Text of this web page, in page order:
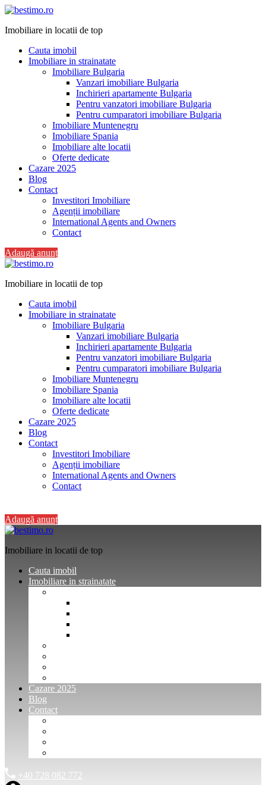
Imobiliare in locatii de top
Cauta imobil
Imobiliare in strainatate
Imobiliare Bulgaria
Vanzari imobiliare Bulgaria
Inchirieri apartamente Bulgaria
Pentru vanzatori imobiliare Bulgaria
Pentru cumparatori imobiliare Bulgaria
Imobiliare Muntenegru
Imobiliare Spania
Imobiliare alte locatii
Oferte dedicate
Cazare 2025
Blog
Contact
Investitori Imobiliare
Agenții imobiliare
International Agents and Owners
Contact
Adaugă anunț
Imobiliare in locatii de top
Cauta imobil
Imobiliare in strainatate
Imobiliare Bulgaria
Vanzari imobiliare Bulgaria
Inchirieri apartamente Bulgaria
Pentru vanzatori imobiliare Bulgaria
Pentru cumparatori imobiliare Bulgaria
Imobiliare Muntenegru
Imobiliare Spania
Imobiliare alte locatii
Oferte dedicate
Cazare 2025
Blog
Contact
Investitori Imobiliare
Agenții imobiliare
International Agents and Owners
Contact
Adaugă anunț
Imobiliare in locatii de top
Cauta imobil
Imobiliare in strainatate
Cazare 2025
Blog
Contact
+40 728 082 772